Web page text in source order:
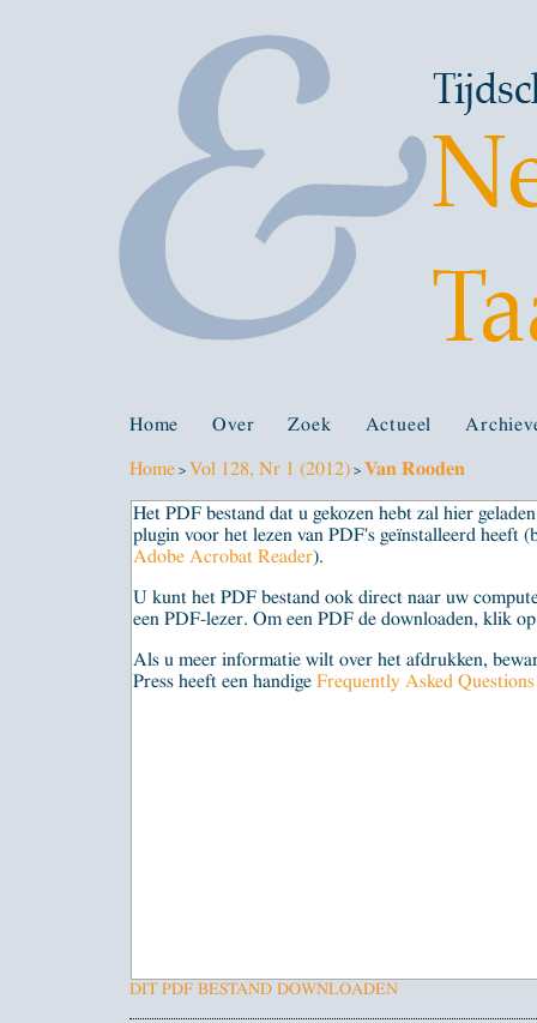
Home Over Zoek Actueel
Home > Vol 128, Nr 1 (2012) > Van Rooden
Het PDF bestand dat u gekozen hebt zal hier
plugin voor het lezen van PDF's geïnstalleerd heeft
Adobe Acrobat Reader).
U kunt het PDF bestand ook direct naar uw
een PDF-lezer. Om een PDF de downloaden, klik
Als u meer informatie wilt over het afdrukken,
Press heeft een handige Frequently Asked
DIT PDF BESTAND DOWNLOADEN